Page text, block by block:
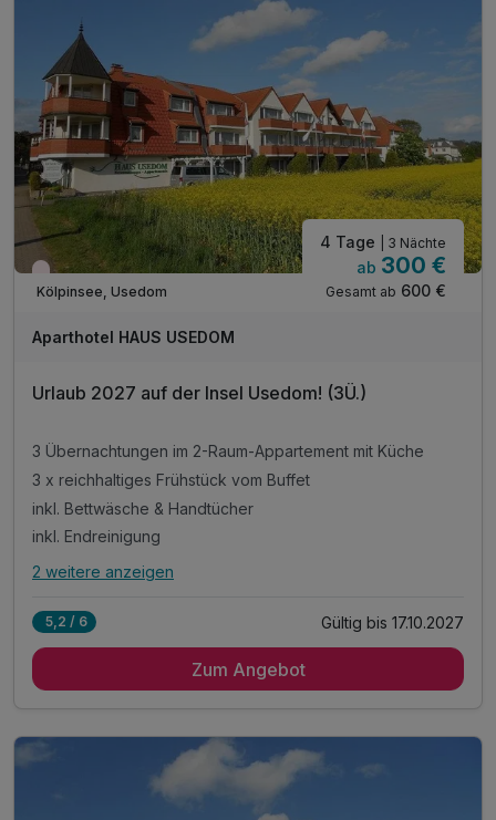
Wieder frei ab März
Kölpinsee, Usedom
4 Tage | 3 Nächte
ab 300 €
Gesamt ab 600 €
Aparthotel HAUS USEDOM
Urlaub 2027 auf der Insel Usedom! (3Ü.)
3 Übernachtungen im 2-Raum-Appartement mit Küche
3 x reichhaltiges Frühstück vom Buffet
inkl. Bettwäsche & Handtücher
inkl. Endreinigung
Alle Inklusivleistungen
3 x reichhaltiges Frühstück vom Buffet
inkl. Gas/Wasser/Strom
2 weitere anzeigen
5,2 / 6 Gültig bis 17.10.2027
Zum Angebot